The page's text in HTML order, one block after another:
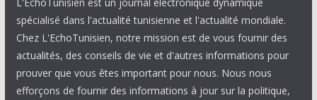
spécialisé dans l'actualité tunisienne et l'actualité mondiale.
Chez L'EchoTunisien, notre mission est de vous fournir des
actualités, des conseils de vie et d'autres informations pour
prouver que vous êtes important pour nous. Nous nous
efforçons de fournir des informations à jour sur la politique,